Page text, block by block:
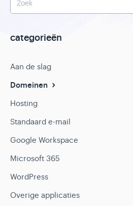
categorieën
Aan de slag
Domeinen
Hosting
Standaard e-mail
Google Workspace
Microsoft 365
WordPress
Overige applicaties